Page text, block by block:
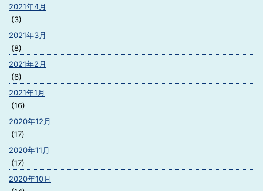
2021年4月
(3)
2021年3月
(8)
2021年2月
(6)
2021年1月
(16)
2020年12月
(17)
2020年11月
(17)
2020年10月